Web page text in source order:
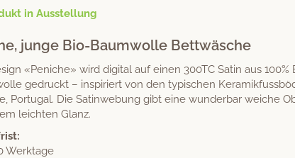
in Ausstellung
junge Bio-Baumwolle Bettwäsche
«Peniche» wird digital auf einen 300TC Satin aus 100%
gedruckt – inspiriert von den typischen
Portugal. Die Satinwebung gibt eine wunderbar weiche
leichten Glanz.
Werktage